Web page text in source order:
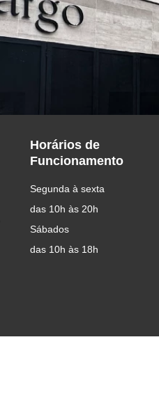
Horários de
Funcionamento
Segunda à sexta
das 10h às 20h
Sábados
das 10h às 18h